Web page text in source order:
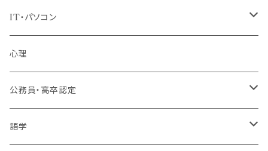
IT・パソコン
MOS（ﾏｲｸﾛｿﾌﾄｵﾌｨｽｽﾍﾟｼｬﾘｽﾄ）講座
プログラミング・Web制作入門講座
1コース受講
その他 IT・パソコン
心理
公務員・高卒認定
高卒認定講座
語学